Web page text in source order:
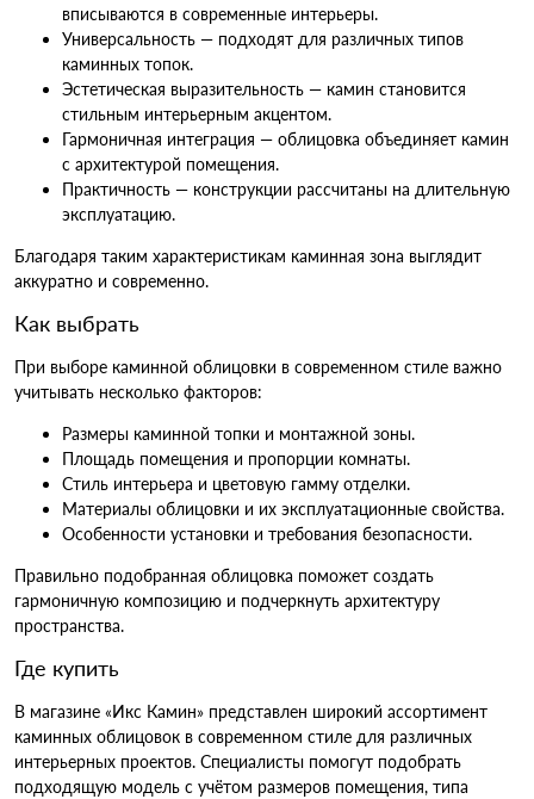
вписываются в современные интерьеры.
Универсальность — подходят для различных типов
каминных топок.
Эстетическая выразительность — камин становится
стильным интерьерным акцентом.
Гармоничная интеграция — облицовка объединяет камин
с архитектурой помещения.
Практичность — конструкции рассчитаны на длительную
эксплуатацию.
Благодаря таким характеристикам каминная зона выглядит
аккуратно и современно.
Как выбрать
При выборе каминной облицовки в современном стиле важно
учитывать несколько факторов:
Размеры каминной топки и монтажной зоны.
Площадь помещения и пропорции комнаты.
Стиль интерьера и цветовую гамму отделки.
Материалы облицовки и их эксплуатационные свойства.
Особенности установки и требования безопасности.
Правильно подобранная облицовка поможет создать
гармоничную композицию и подчеркнуть архитектуру
пространства.
Где купить
В магазине «Икс Камин» представлен широкий ассортимент
каминных облицовок в современном стиле для различных
интерьерных проектов. Специалисты помогут подобрать
подходящую модель с учётом размеров помещения, типа